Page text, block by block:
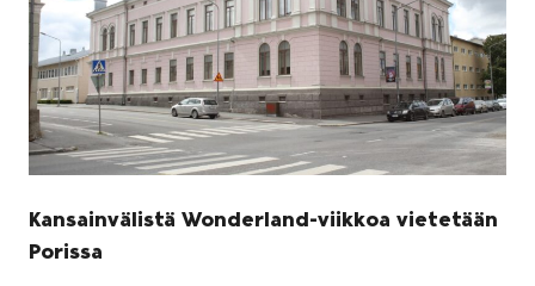
Kansainvälistä Wonderland-viikkoa vietetään
Porissa